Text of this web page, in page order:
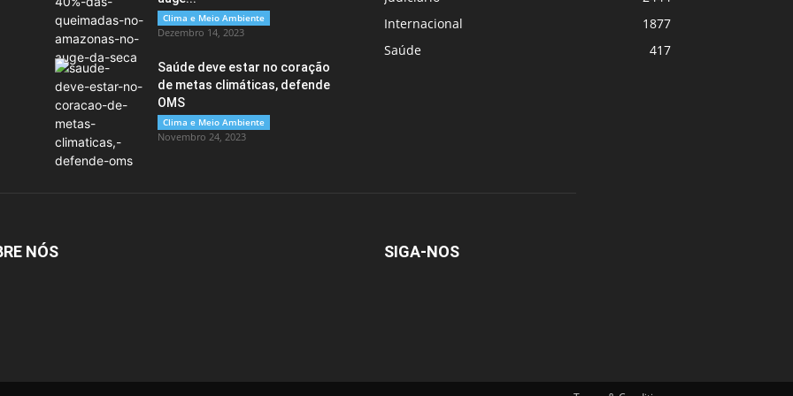
Clima e Meio Ambiente
Dezembro 14, 2023
Saúde deve estar no coração
de metas climáticas, defende
OMS
Clima e Meio Ambiente
Novembro 24, 2023
Internacional
1877
Saúde
417
NÓS SIGA-NOS